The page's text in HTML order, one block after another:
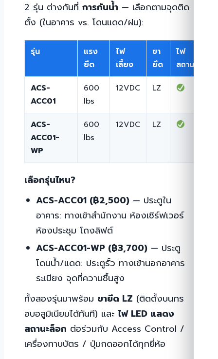
2 รุ่น ต่างกันที่ การกันน้ำ — เลือกตามจุดติด
ตั้ง (ในอาคาร vs. โดนแดด/ฝน):
รุ่น
แรง
ยึด
ไฟ
เลี้ยง
ขา
ยึด
ไฟ
สถานะ
ACS-
ACC01
600
lbs
12VDC LZ
ACS-
ACC01-
WP
600
lbs
12VDC LZ
เลือกรุ่นไหน?
ACS-ACC01 (฿2,500) — ประตูใน
อาคาร: ทางเข้าสำนักงาน ห้องเซิร์ฟเวอร์
ห้องประชุม โถงลิฟต์
ACS-ACC01-WP (฿3,700) — ประตู
โดนน้ำ/แดด: ประตูรั้ว ทางเข้านอกอาคาร
ระเบียง จุดที่ความชื้นสูง
ทั้งสองรุ่นมาพร้อม ขายึด LZ (ติดตั้งบนกร
อบอลูมิเนียมได้ทันที) และ ไฟ LED แสดง
สถานะล็อก ต่อร่วมกับ Access Control /
เครื่องทาบบัตร / ปุ่มกดออกได้ทุกยี่ห้อ